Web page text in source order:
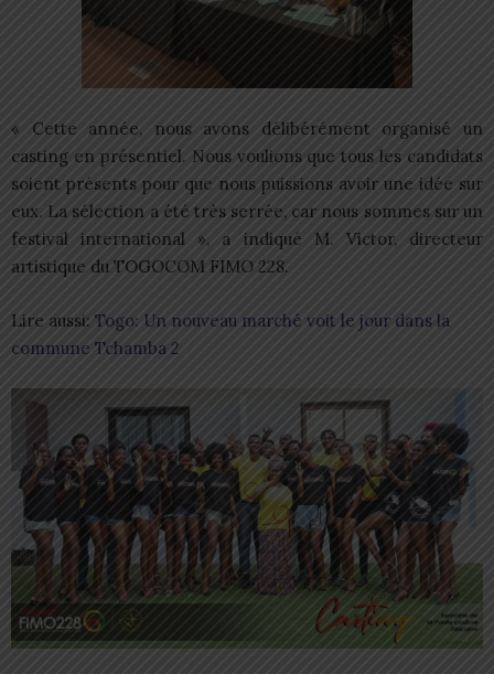
« Cette année, nous avons délibérément organisé un
casting en présentiel. Nous voulions que tous les candidats
soient présents pour que nous puissions avoir une idée sur
eux. La sélection a été très serrée, car nous sommes sur un
festival international », a indiqué M. Victor, directeur
artistique du TOGOCOM FIMO 228.
Lire aussi: Togo: Un nouveau marché voit le jour dans la
commune Tchamba 2